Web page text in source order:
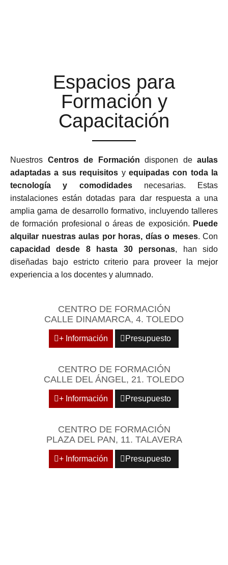
Espacios para
Formación y
Capacitación
Nuestros Centros de Formación disponen de aulas
adaptadas a sus requisitos y equipadas con toda la
tecnología y comodidadesnecesarias. Estas
instalaciones están dotadas para dar respuesta a una
amplia gama de desarrollo formativo, incluyendo talleres
de formación profesional o áreas de exposición. Puede
alquilar nuestras aulas por horas, días o meses. Con
capacidad desde 8 hasta 30 personas, han sido
diseñadas bajo estricto criterio para proveer la mejor
experiencia a los docentes y alumnado.
CENTRO DE FORMACIÓN
CALLE DINAMARCA, 4. TOLEDO
+ Información Presupuesto
CENTRO DE FORMACIÓN
CALLE DEL ÁNGEL, 21. TOLEDO
+ Información Presupuesto
CENTRO DE FORMACIÓN
PLAZA DEL PAN, 11. TALAVERA
+ Información Presupuesto